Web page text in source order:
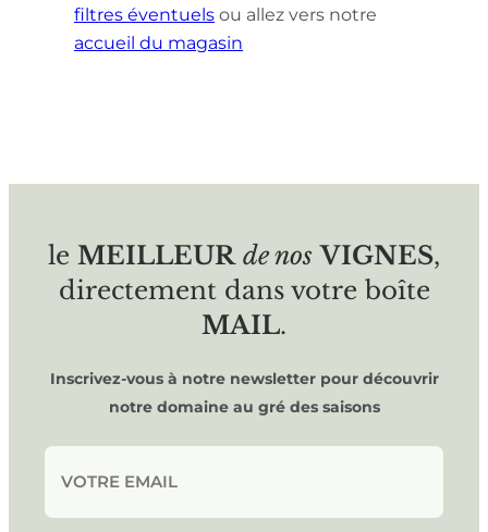
filtres éventuels ou allez vers notre
accueil du magasin
le MEILLEUR de nos VIGNES,
directement dans votre boîte
MAIL.
Inscrivez-vous à notre newsletter pour découvrir
notre domaine au gré des saisons